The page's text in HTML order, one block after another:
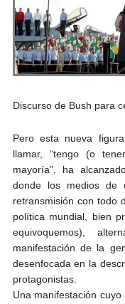
Discurso de Bush para
Pero esta nueva
llamar, “tengo (o
mayoría”, ha
donde los medios de
retransmisión con todo
política mundial, bien
equivoquemos),
manifestación de la
desenfocada en la
protagonistas.
Una manifestación